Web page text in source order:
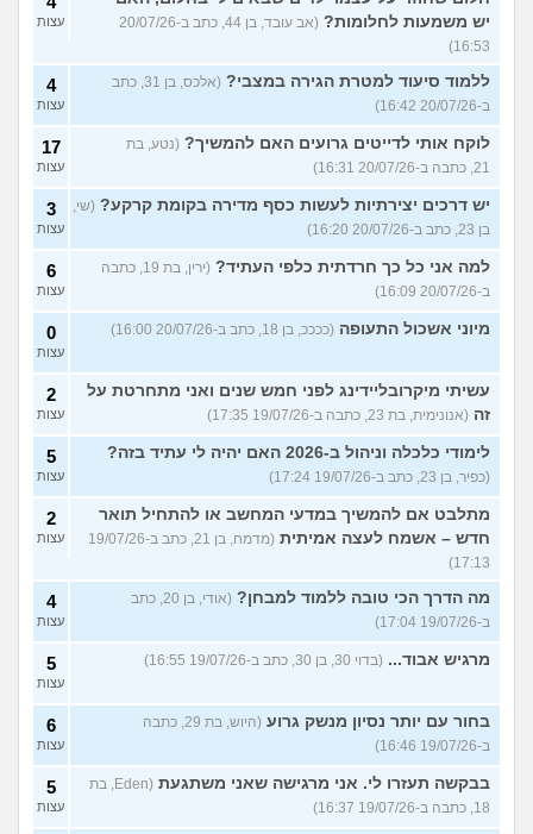
יש משמעות לחלומות?
(אב עובד, בן 44, כתב ב-20/07/26
16:53)
עצות
ללמוד סיעוד למטרת הגירה במצבי?
(אלכס, בן 31, כתב
ב-20/07/26 16:42)
4
עצות
לוקח אותי לדייטים גרועים האם להמשיך? (נטע, בת
21, כתבה ב-20/07/26 16:31)
17
עצות
יש דרכים יצירתיות לעשות כסף מדירה בקומת קרקע? (שי,
בן 23, כתב ב-20/07/26 16:20)
3
עצות
למה אני כל כך חרדתית כלפי העתיד?
(ירין, בת 19, כתבה
ב-20/07/26 16:09)
6
עצות
מיוני אשכול התעופה (ככככ, בן 18, כתב ב-20/07/26 16:00) 0
עצות
עשיתי מיקרובליידינג לפני חמש שנים ואני מתחרטת על
זה (אנונימית, בת 23, כתבה ב-19/07/26 17:35)
2
עצות
לימודי כלכלה וניהול ב-2026 האם יהיה לי עתיד בזה?
(כפיר, בן 23, כתב ב-19/07/26 17:24)
5
עצות
מתלבט אם להמשיך במדעי המחשב או להתחיל תואר
חדש – אשמח לעצה אמיתית
(מדמח, בן 21, כתב ב-19/07/26
17:13)
2
עצות
מה הדרך הכי טובה ללמוד למבחן?
(אודי, בן 20, כתב
ב-19/07/26 17:04)
4
עצות
מרגיש אבוד... (בדוי 30, בן 30, כתב ב-19/07/26 16:55) 5
עצות
בחור עם יותר נסיון מנשק גרוע
(היוש, בת 29, כתבה
ב-19/07/26 16:46)
6
עצות
בבקשה תעזרו לי. אני מרגישה שאני משתגעת
(Eden, בת
18, כתבה ב-19/07/26 16:37)
5
עצות